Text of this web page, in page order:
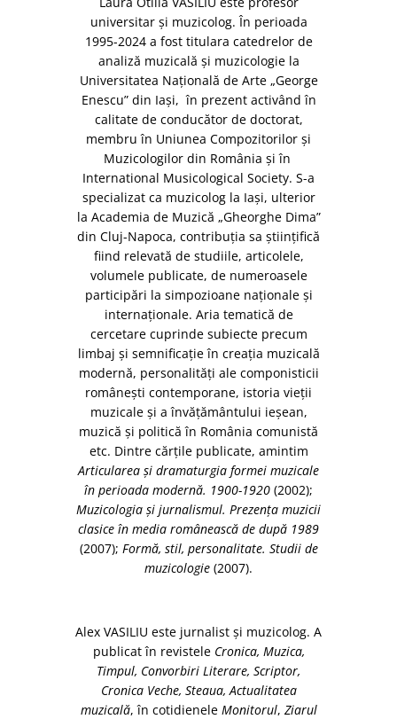
universitar şi muzicolog. În perioada
1995-2024 a fost titulara catedrelor de
analiză muzicală şi muzicologie la
Universitatea Naţională de Arte „George
Enescu” din Iaşi, în prezent activând în
calitate de conducător de doctorat,
membru în Uniunea Compozitorilor şi
Muzicologilor din România şi în
International Musicological Society. S-a
specializat ca muzicolog la Iaşi, ulterior
la Academia de Muzică „Gheorghe Dima”
din Cluj-Napoca, contribuţia sa ştiinţifică
fiind relevată de studiile, articolele,
volumele publicate, de numeroasele
participări la simpozioane naţionale şi
internaţionale. Aria tematică de
cercetare cuprinde subiecte precum
limbaj şi semnificaţie în creaţia muzicală
modernă, personalităţi ale componisticii
româneşti contemporane, istoria vieţii
muzicale şi a învăţământului ieşean,
muzică şi politică în România comunistă
etc. Dintre cărţile publicate, amintim
Articularea şi dramaturgia formei muzicale
în perioada modernă. 1900-1920 (2002);
Muzicologia şi jurnalismul. Prezenţa muzicii
clasice în media românească de după 1989
(2007); Formă, stil, personalitate. Studii de
muzicologie (2007).
Alex VASILIU este jurnalist şi muzicolog. A
publicat în revistele Cronica, Muzica,
Timpul, Convorbiri Literare, Scriptor,
Cronica Veche, Steaua, Actualitatea
muzicală, în cotidienele Monitorul, Ziarul